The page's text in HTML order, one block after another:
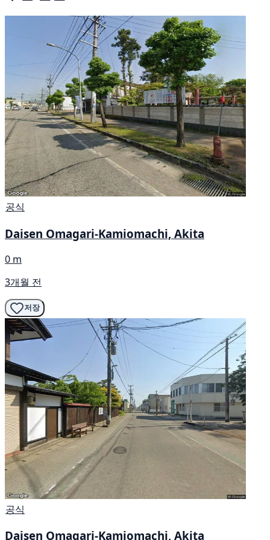
공식
Daisen Omagari-Kamiomachi, Akita
0 m
3개월 전
저장
공식
Daisen Omagari-Kamiomachi, Akita